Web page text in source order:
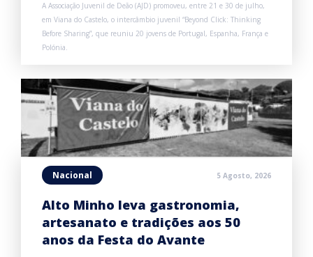
A Associação Juvenil de Deão (AJD) promoveu, entre 21 e 30 de julho,
em Viana do Castelo, o intercâmbio juvenil “Beyond Click: Thinking
Before Sharing”, que reuniu 20 jovens de Portugal, Espanha, França e
Polónia.
Nacional 5 Agosto, 2026
Alto Minho leva gastronomia,
artesanato e tradições aos 50
anos da Festa do Avante